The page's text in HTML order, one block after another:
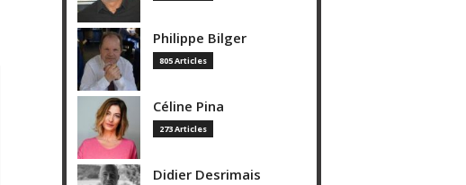
Philippe Bilger
805 Articles
Céline Pina
273 Articles
Didier Desrimais